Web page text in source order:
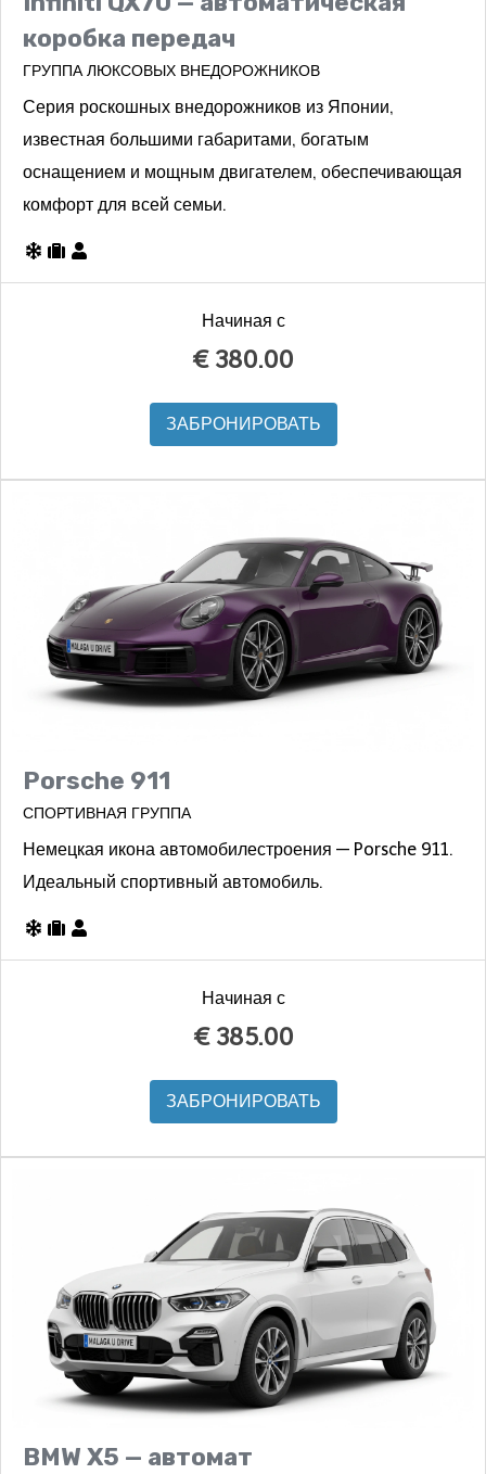
коробка передач
ГРУППА ЛЮКСОВЫХ ВНЕДОРОЖНИКОВ
Серия роскошных внедорожников из Японии,
известная большими габаритами, богатым
оснащением и мощным двигателем, обеспечивающая
комфорт для всей семьи.
Начиная с
€ 380.00
ЗАБРОНИРОВАТЬ
Porsche 911
СПОРТИВНАЯ ГРУППА
Немецкая икона автомобилестроения — Porsche 911.
Идеальный спортивный автомобиль.
Начиная с
€ 385.00
ЗАБРОНИРОВАТЬ
BMW X5 — автомат